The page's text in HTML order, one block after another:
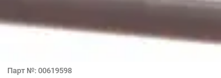
Парт №: 00619598